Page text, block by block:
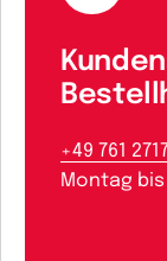
+49 761
Montag bis